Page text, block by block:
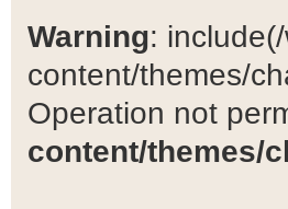
Warning:
content/themes/
Operation not
content/themes/